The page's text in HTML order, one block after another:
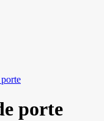
porte